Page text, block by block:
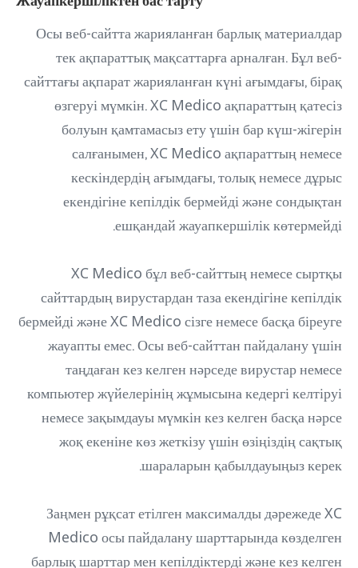
Осы веб-сайтта жарияланған барлық материалдар
тек ақпараттық мақсаттарға арналған. Бұл веб-
сайттағы ақпарат жарияланған күні ағымдағы, бірақ
өзгеруі мүмкін. XC Medico ақпараттың қатесіз
болуын қамтамасыз ету үшін бар күш-жігерін
салғанымен, XC Medico ақпараттың немесе
кескіндердің ағымдағы, толық немесе дұрыс
екендігіне кепілдік бермейді және сондықтан
ешқандай жауапкершілік көтермейді.
XC Medico бұл веб-сайттың немесе сыртқы
сайттардың вирустардан таза екендігіне кепілдік
бермейді және XC Medico сізге немесе басқа біреуге
жауапты емес. Осы веб-сайттан пайдалану үшін
таңдаған кез келген нәрседе вирустар немесе
компьютер жүйелерінің жұмысына кедергі келтіруі
немесе зақымдауы мүмкін кез келген басқа нәрсе
жоқ екеніне көз жеткізу үшін өзіңіздің сақтық
шараларын қабылдауыңыз керек.
Заңмен рұқсат етілген максималды дәрежеде XC
Medico осы пайдалану шарттарында көзделген
барлық шарттар мен кепілдіктерді және кез келген